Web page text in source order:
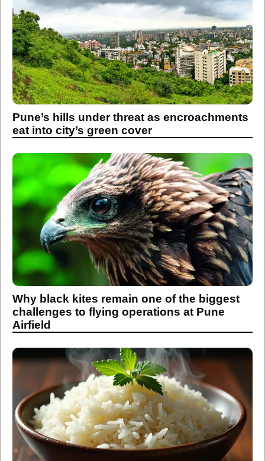
Pune’s hills under threat as encroachments
eat into city’s green cover
Why black kites remain one of the biggest
challenges to flying operations at Pune
Airfield